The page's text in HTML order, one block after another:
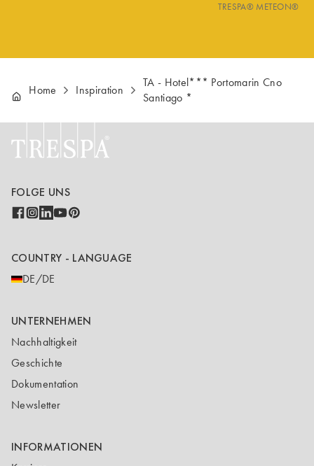
TRESPA® METEON®
Home Inspiration
TA - Hotel*** Portomarin Cno
Santiago *
FOLGE UNS
COUNTRY - LANGUAGE
DE/DE
UNTERNEHMEN
Nachhaltigkeit
Geschichte
Dokumentation
Newsletter
INFORMATIONEN